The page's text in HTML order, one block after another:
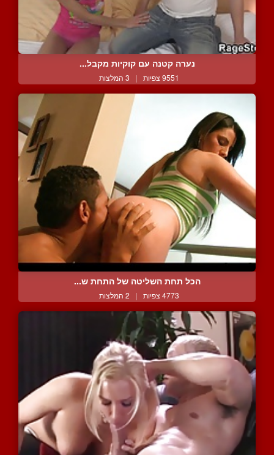
נערה קטנה עם קוקיות מקבל...
9551 צפיות | 3 המלצות
הכל תחת השליטה של התחת ש...
4773 צפיות | 2 המלצות